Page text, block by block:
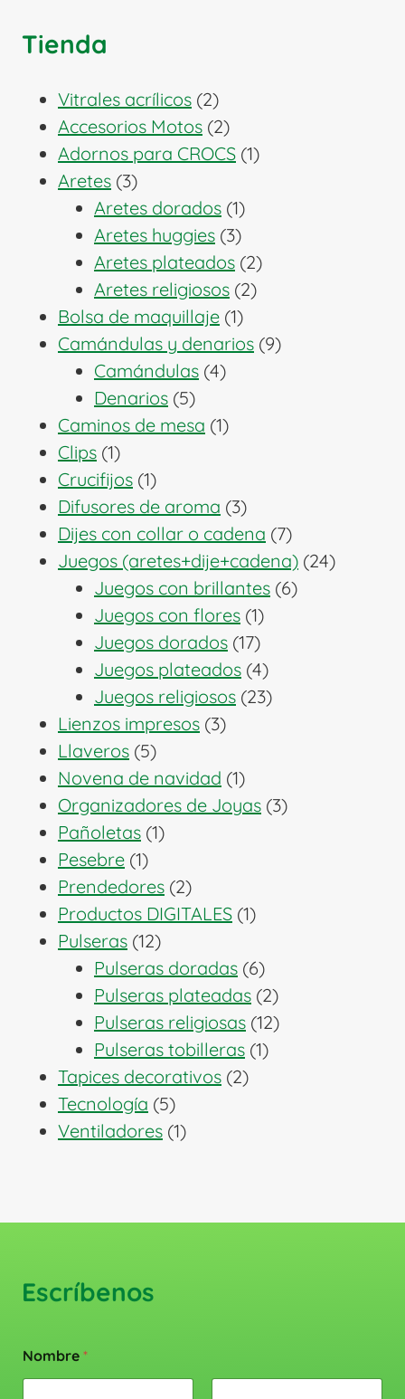
Tienda
Vitrales acrílicos 22
productos
Accesorios Motos 22
productos
Adornos para CROCS 11
Aretes 33
productos
Aretes dorados 11
producto
Aretes huggies 33
productos
Aretes plateados 22
productos
Aretes religiosos 22
Bolsa de maquillaje 11
producto
Camándulas y denarios 99
Camándulas 44
Denarios 55
productos
Caminos de mesa 11
Clips 11
producto
Crucifijos 11
producto
Difusores de aroma 33
productos
Dijes con collar o cadena 77
productos
Juegos (aretes+dije+cadena) 2424
Juegos con brillantes 66
Juegos con flores 11
producto
Juegos dorados 1717
productos
Juegos plateados 44
productos
Juegos religiosos 2323
Lienzos impresos 33
Llaveros 55
productos
Novena de navidad 11
producto
Organizadores de Joyas 33
Pañoletas 11
Pesebre 11
producto
Prendedores 22
productos
Productos DIGITALES 11
Pulseras 1212
productos
Pulseras doradas 66
productos
Pulseras plateadas 22
productos
Pulseras religiosas 1212
Pulseras tobilleras 11
Tapices decorativos 22
Tecnología 55
productos
Ventiladores 11
Escríbenos
Nombre *